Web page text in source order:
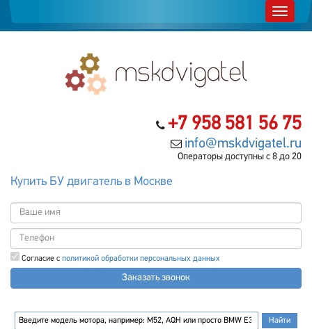
+7 958 581 56 75
info@mskdvigatel.ru
Операторы доступны с 8 до 20
Купить БУ двигатель в Москве
Согласие с политикой обработки персональных данных
Заказать звонок